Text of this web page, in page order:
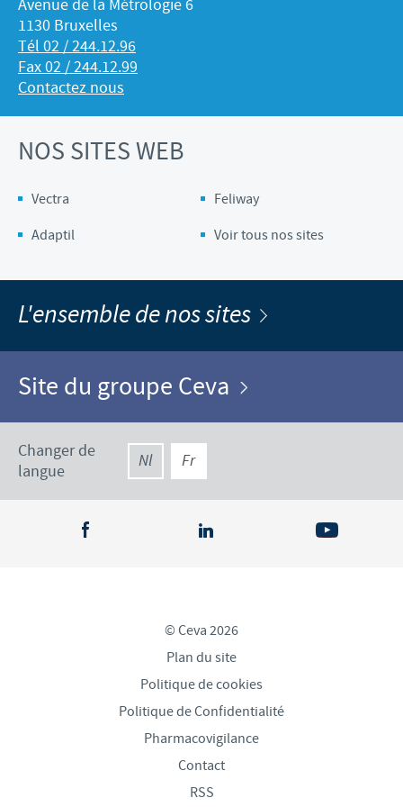
Avenue de la Métrologie 6
1130 Bruxelles
Tél 02 / 244.12.96
Fax 02 / 244.12.99
Contactez nous
NOS SITES WEB
Vectra
Feliway
Adaptil
Voir tous nos sites
L'ensemble de nos sites
Site du groupe Ceva
Changer de
langue
Nl Fr
© Ceva 2026
Plan du site
Politique de cookies
Politique de Confidentialité
Pharmacovigilance
Contact
RSS